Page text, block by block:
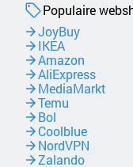
Populaire
JoyBuy
IKEA
Amazon
AliExpress
MediaMarkt
Temu
Bol
Coolblue
NordVPN
Zalando